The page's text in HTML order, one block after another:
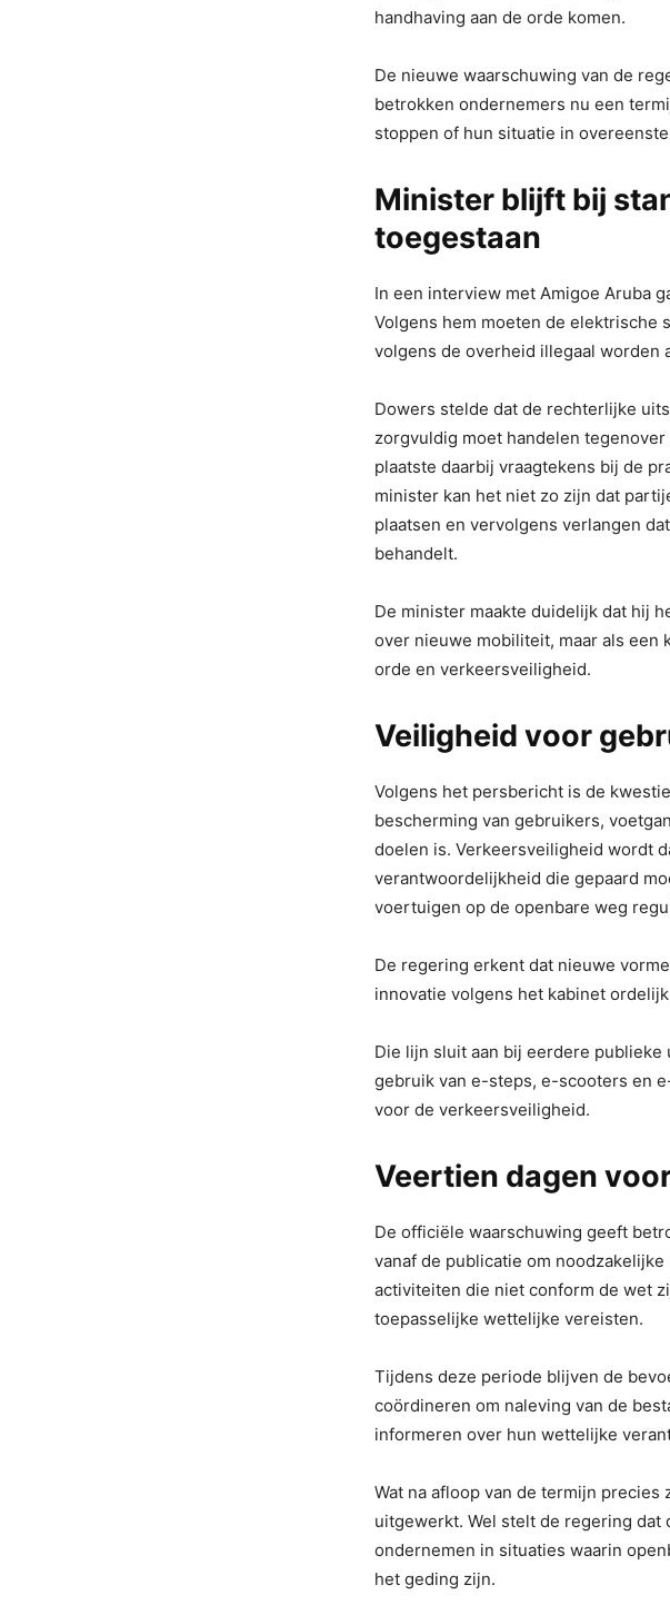
handhaving aan de orde komen.
De nieuwe waarschuwing van de
betrokken ondernemers nu een
stoppen of hun situatie in
Minister blijft bij
toegestaan
In een interview met Amigoe Aruba
Volgens hem moeten de elektrische
volgens de overheid illegaal worden
Dowers stelde dat de rechterlijke
zorgvuldig moet handelen
plaatste daarbij vraagtekens bij de
minister kan het niet zo zijn dat
plaatsen en vervolgens verlangen
behandelt.
De minister maakte duidelijk dat hij
over nieuwe mobiliteit, maar als een
orde en verkeersveiligheid.
Veiligheid voor
Volgens het persbericht is de
bescherming van gebruikers,
doelen is. Verkeersveiligheid wordt
verantwoordelijkheid die gepaard
voertuigen op de openbare weg
De regering erkent dat nieuwe
innovatie volgens het kabinet
Die lijn sluit aan bij eerdere publieke
gebruik van e-steps, e-scooters en
voor de verkeersveiligheid.
Veertien dagen
De officiële waarschuwing geeft
vanaf de publicatie om
activiteiten die niet conform de wet
toepasselijke wettelijke vereisten.
Tijdens deze periode blijven de
coördineren om naleving van de
informeren over hun wettelijke
Wat na afloop van de termijn
uitgewerkt. Wel stelt de regering
ondernemen in situaties waarin
het geding zijn.